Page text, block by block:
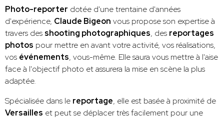
Photo-reporter dotée d'une trentaine d'années
d'expérience, Claude Bigeon vous propose son expertise à
travers des shooting photographiques, des reportages
photos pour mettre en avant votre activité, vos réalisations,
vos événements, vous-même. Elle saura vous mettre à l'aise
face à l'objectif photo et assurera la mise en scène la plus
adaptée.
Spécialisée dans le reportage, elle est basée à proximité de
Versailles et peut se déplacer très facilement pour une